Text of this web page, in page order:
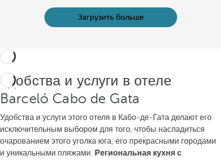
Загрузить больше
Удобства и услуги в отеле
Barceló Cabo de Gata
Удобства и услуги этого отеля в Кабо-де-Гата делают его
исключительным выбором для того, чтобы насладиться
очарованием этого уголка юга, его прекрасными городами
и уникальными пляжами. Региональная кухня с